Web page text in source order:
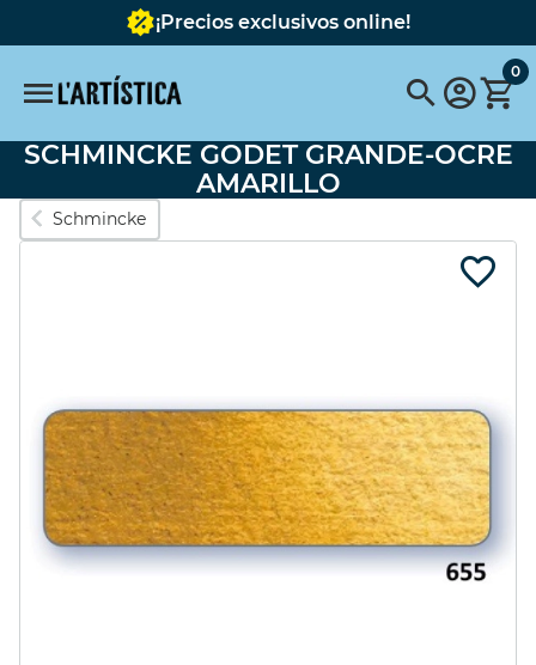
¡Precios exclusivos online!
Búsquedas populares
vallejo pinceles
Tavola
SET 6 COLORES
OPACOS 60ML
44,37 € (10%)
BASTIDOR
REDONDO CON
TELA 40 cms.
11,35 € (10%)
0
SCHMINCKE GODET GRANDE-OCRE
AMARILLO
Schmincke